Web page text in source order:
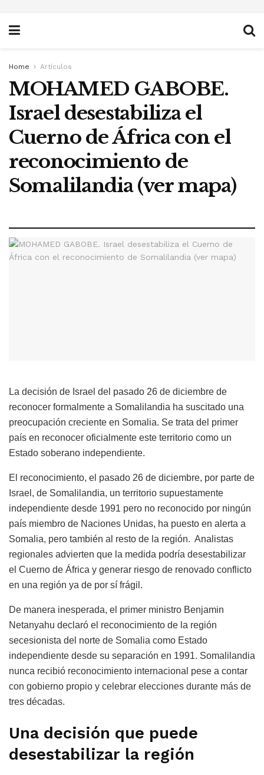
Home Artículos
MOHAMED GABOBE.
Israel desestabiliza el
Cuerno de África con el
reconocimiento de
Somalilandia (ver mapa)
La decisión de Israel del pasado 26 de diciembre de
reconocer formalmente a Somalilandia ha suscitado una
preocupación creciente en Somalia. Se trata del primer
país en reconocer oficialmente este territorio como un
Estado soberano independiente.
El reconocimiento, el pasado 26 de diciembre, por parte de
Israel, de Somalilandia, un territorio supuestamente
independiente desde 1991 pero no reconocido por ningún
país miembro de Naciones Unidas, ha puesto en alerta a
Somalia, pero también al resto de la región. Analistas
regionales advierten que la medida podría desestabilizar
el Cuerno de África y generar riesgo de renovado conflicto
en una región ya de por sí frágil.
De manera inesperada, el primer ministro Benjamin
Netanyahu declaró el reconocimiento de la región
secesionista del norte de Somalia como Estado
independiente desde su separación en 1991. Somalilandia
nunca recibió reconocimiento internacional pese a contar
con gobierno propio y celebrar elecciones durante más de
tres décadas.
Una decisión que puede
desestabilizar la región